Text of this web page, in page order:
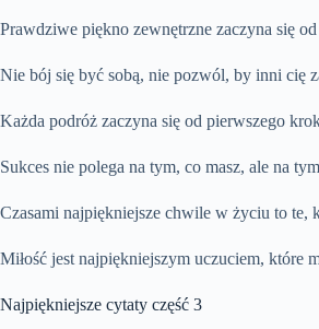
Prawdziwe piękno zewnętrzne zaczyna się
Nie bój się być sobą, nie pozwól, by inni cię
Każda podróż zaczyna się od pierwszego
Sukces nie polega na tym, co masz, ale na
Czasami najpiękniejsze chwile w życiu to te,
Miłość jest najpiękniejszym uczuciem, które
Najpiękniejsze cytaty część 3